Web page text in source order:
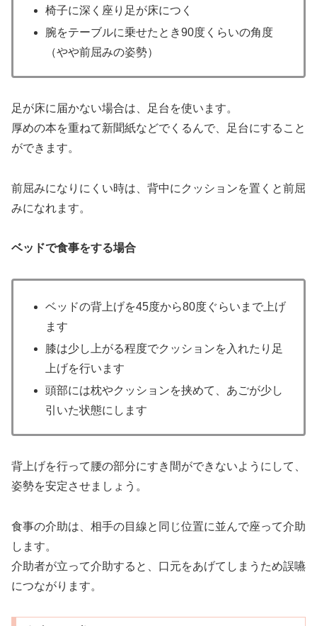
椅子に深く座り足が床につく
腕をテーブルに乗せたとき90度くらいの角度
（やや前屈みの姿勢）
足が床に届かない場合は、足台を使います。
厚めの本を重ねて新聞紙などでくるんで、足台にすること
ができます。
前屈みになりにくい時は、背中にクッションを置くと前屈
みになれます。
ベッドで食事をする場合
ベッドの背上げを45度から80度ぐらいまで上げ
ます
膝は少し上がる程度でクッションを入れたり足
上げを行います
頭部には枕やクッションを挟めて、あごが少し
引いた状態にします
背上げを行って腰の部分にすき間ができないようにして、
姿勢を安定させましょう。
食事の介助は、相手の目線と同じ位置に並んで座って介助
します。
介助者が立って介助すると、口元をあげてしまうため誤嚥
につながります。